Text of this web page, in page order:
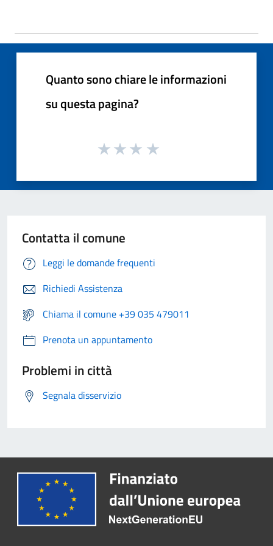
Quanto sono chiare le informazioni
su questa pagina?
Contatta il comune
Leggi le domande frequenti
Richiedi Assistenza
Chiama il comune +39 035 479011
Prenota un appuntamento
Problemi in città
Segnala disservizio